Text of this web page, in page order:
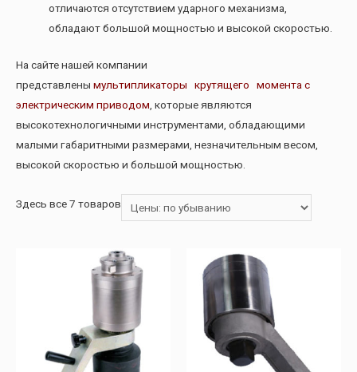
отличаются отсутствием ударного механизма,
обладают большой мощностью и высокой скоростью.
На сайте нашей компании
представлены мультипликаторы крутящего момента с
электрическим приводом , которые являются
высокотехнологичными инструментами, обладающими
малыми габаритными размерами, незначительным весом,
высокой скоростью и большой мощностью.
Здесь все 7 товаров